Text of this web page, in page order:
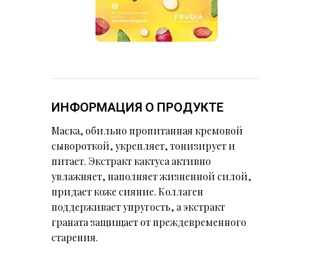
ИНФОРМАЦИЯ О ПРОДУКТЕ
Маска, обильно пропитанная кремовой
сывороткой, укрепляет, тонизирует и
питает. Экстракт кактуса активно
увлажняет, наполняет жизненной силой,
придает коже сияние. Коллаген
поддерживает упругость, а экстракт
граната защищает от преждевременного
старения.